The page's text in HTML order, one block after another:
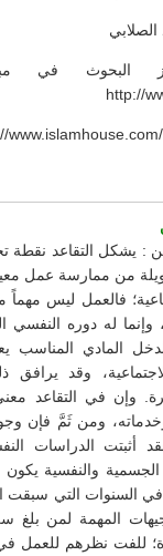
البحوث في
http://
: يشكل التقاعد نقطة
من ممارسة عمل معين
فالعمل ليس
له دوره النفسي
المادي المناسب
وقد
وإن في التقاعد
ومن ثَمَّ فإن
أثبتت الدراسات
الجسمية والنفسية
في السنوات التي سبقت
المهمة لمن بلغ
للفت نظرهم للعمل في